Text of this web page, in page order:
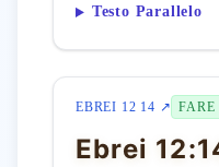
Testo Parallelo
EBREI 12 14 ↗ FARE
Ebrei